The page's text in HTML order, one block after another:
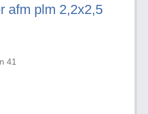
afm plm 2,2x2,5
41